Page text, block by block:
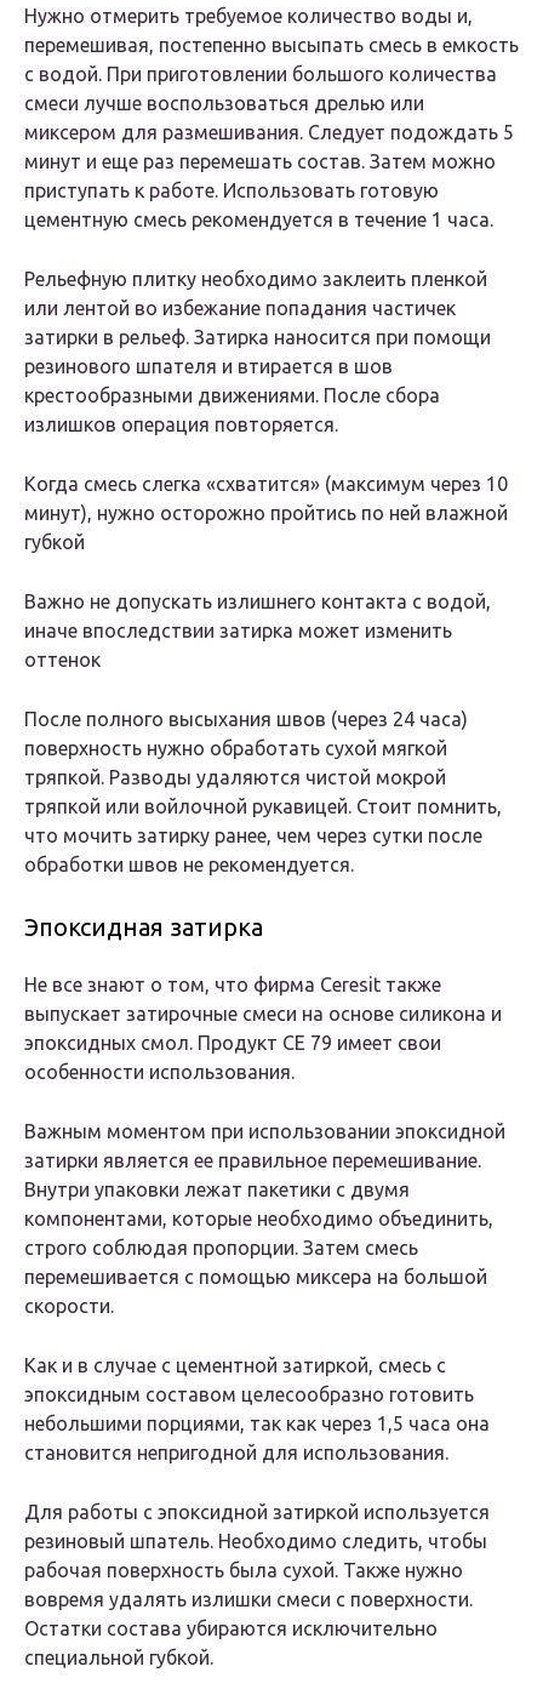
Нужно отмерить требуемое количество воды и,
перемешивая, постепенно высыпать смесь в емкость
с водой. При приготовлении большого количества
смеси лучше воспользоваться дрелью или
миксером для размешивания. Следует подождать 5
минут и еще раз перемешать состав. Затем можно
приступать к работе. Использовать готовую
цементную смесь рекомендуется в течение 1 часа.
Рельефную плитку необходимо заклеить пленкой
или лентой во избежание попадания частичек
затирки в рельеф. Затирка наносится при помощи
резинового шпателя и втирается в шов
крестообразными движениями. После сбора
излишков операция повторяется.
Когда смесь слегка «схватится» (максимум через 10
минут), нужно осторожно пройтись по ней влажной
губкой
Важно не допускать излишнего контакта с водой,
иначе впоследствии затирка может изменить
оттенок
После полного высыхания швов (через 24 часа)
поверхность нужно обработать сухой мягкой
тряпкой. Разводы удаляются чистой мокрой
тряпкой или войлочной рукавицей. Стоит помнить,
что мочить затирку ранее, чем через сутки после
обработки швов не рекомендуется.
Эпоксидная затирка
Не все знают о том, что фирма Ceresit также
выпускает затирочные смеси на основе силикона и
эпоксидных смол. Продукт CE 79 имеет свои
особенности использования.
Важным моментом при использовании эпоксидной
затирки является ее правильное перемешивание.
Внутри упаковки лежат пакетики с двумя
компонентами, которые необходимо объединить,
строго соблюдая пропорции. Затем смесь
перемешивается с помощью миксера на большой
скорости.
Как и в случае с цементной затиркой, смесь с
эпоксидным составом целесообразно готовить
небольшими порциями, так как через 1,5 часа она
становится непригодной для использования.
Для работы с эпоксидной затиркой используется
резиновый шпатель. Необходимо следить, чтобы
рабочая поверхность была сухой. Также нужно
вовремя удалять излишки смеси с поверхности.
Остатки состава убираются исключительно
специальной губкой.